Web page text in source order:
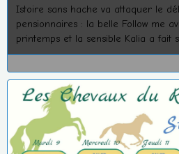
Istoire sans hache va attaquer le
pensionnaires : la belle Follow me
printemps et la sensible Kalia a fait